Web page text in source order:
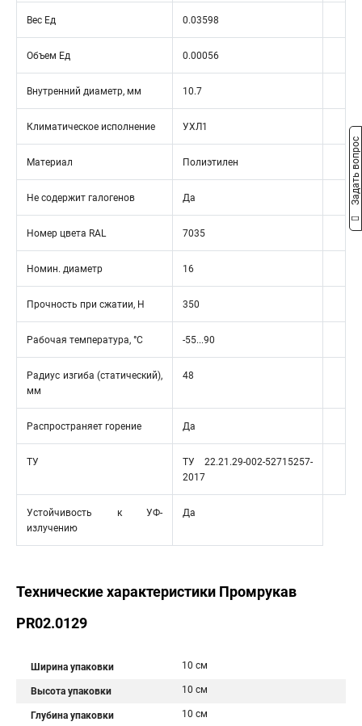
Вес Ед 0.03598
Объем Ед 0.00056
Внутренний диаметр, мм 10.7
Климатическое исполнение УХЛ1
Материал Полиэтилен
Не содержит галогенов Да
Номер цвета RAL 7035
Номин. диаметр 16
Прочность при сжатии, Н 350
Рабочая температура, °C -55...90
Радиус изгиба (статический),
мм
48
Распространяет горение Да
ТУ
ТУ 22.21.29-002-52715257-
2017
Устойчивость к УФ-
излучению
Да
Технические характеристики Промрукав
PR02.0129
Ширина упаковки 10 см
Высота упаковки 10 см
Глубина упаковки 10 см
Задать вопрос